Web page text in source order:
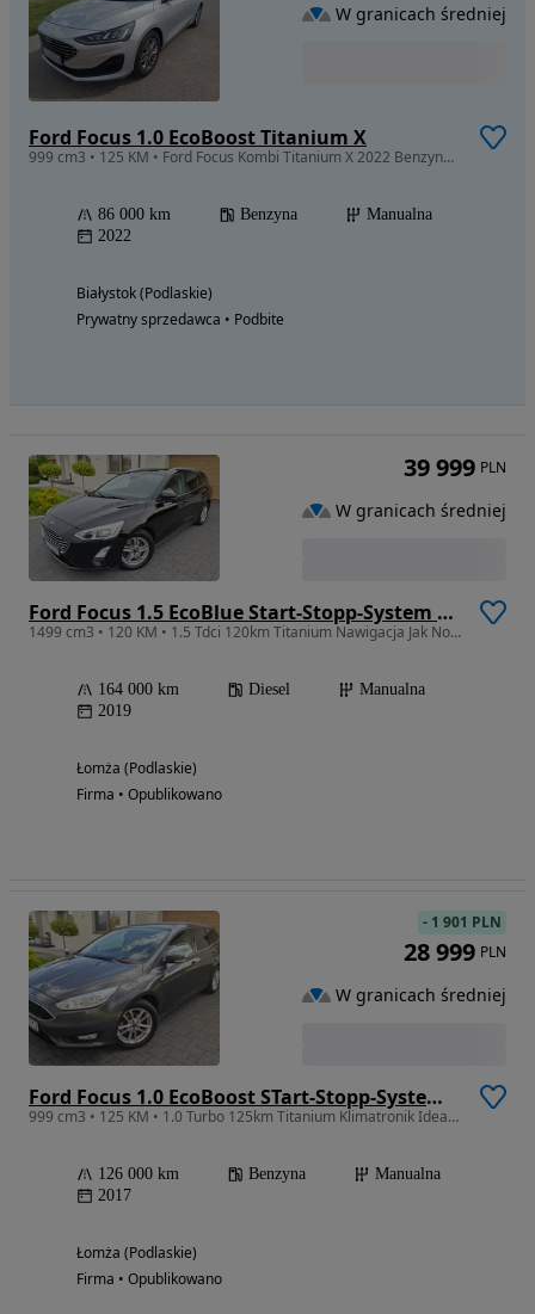
Ford Focus 1.0 EcoBoost Titanium X
999 cm3 • 125 KM • Ford Focus Kombi Titanium X 2022 Benzyna 1,0 125KM Prywatny Gwarancja
86 000 km Benzyna
Manualna
2022
Białystok (Podlaskie)
Prywatny sprzedawca • Podbite
W granicach średniej
Ford Focus 1.5 EcoBlue Start-Stopp-System TITANIUM STYLE
1499 cm3 • 120 KM • 1.5 Tdci 120km Titanium Nawigacja Jak Nowy z Niemiec
164 000 km Diesel
Manualna
2019
Łomża (Podlaskie)
Firma • Opublikowano
39 999 PLN
W granicach średniej
Ford Focus 1.0 EcoBoost STart-Stopp-System TITANIUM
999 cm3 • 125 KM • 1.0 Turbo 125km Titanium Klimatronik Idealny Stan z Niemiec
126 000 km Benzyna
Manualna
2017
Łomża (Podlaskie)
Firma • Opublikowano
- 1 901 PLN
28 999 PLN
W granicach średniej